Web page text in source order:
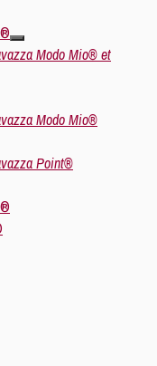
Modo Mio® et
Modo Mio®
Point®